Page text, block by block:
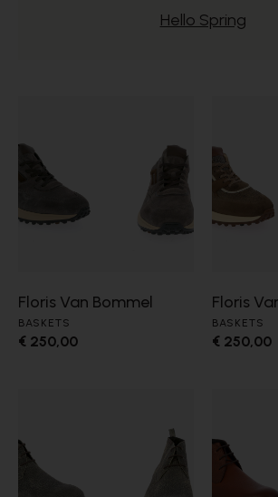
Hello Spring
Floris Van Bommel
BASKETS
€ 250,00
Floris
BASKETS
€ 250,00